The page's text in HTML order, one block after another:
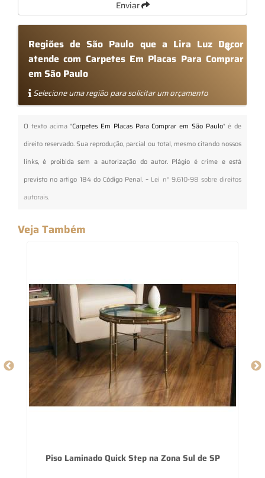
Enviar
Regiões de São Paulo que a Lira Luz Decor
atende com Carpetes Em Placas Para Comprar
em São Paulo
Selecione uma região para solicitar um orçamento
O texto acima "Carpetes Em Placas Para Comprar em São Paulo" é de
direito reservado. Sua reprodução, parcial ou total, mesmo citando nossos
links, é proibida sem a autorização do autor. Plágio é crime e está
previsto no artigo 184 do Código Penal. – Lei n° 9.610-98 sobre direitos
autorais.
Veja Também
Piso Laminado Quick Step na Zona Sul de SP